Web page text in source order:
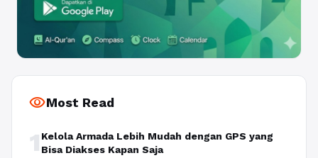
visibilityMost Read
1 Kelola Armada Lebih Mudah dengan GPS yang
Bisa Diakses Kapan Saja